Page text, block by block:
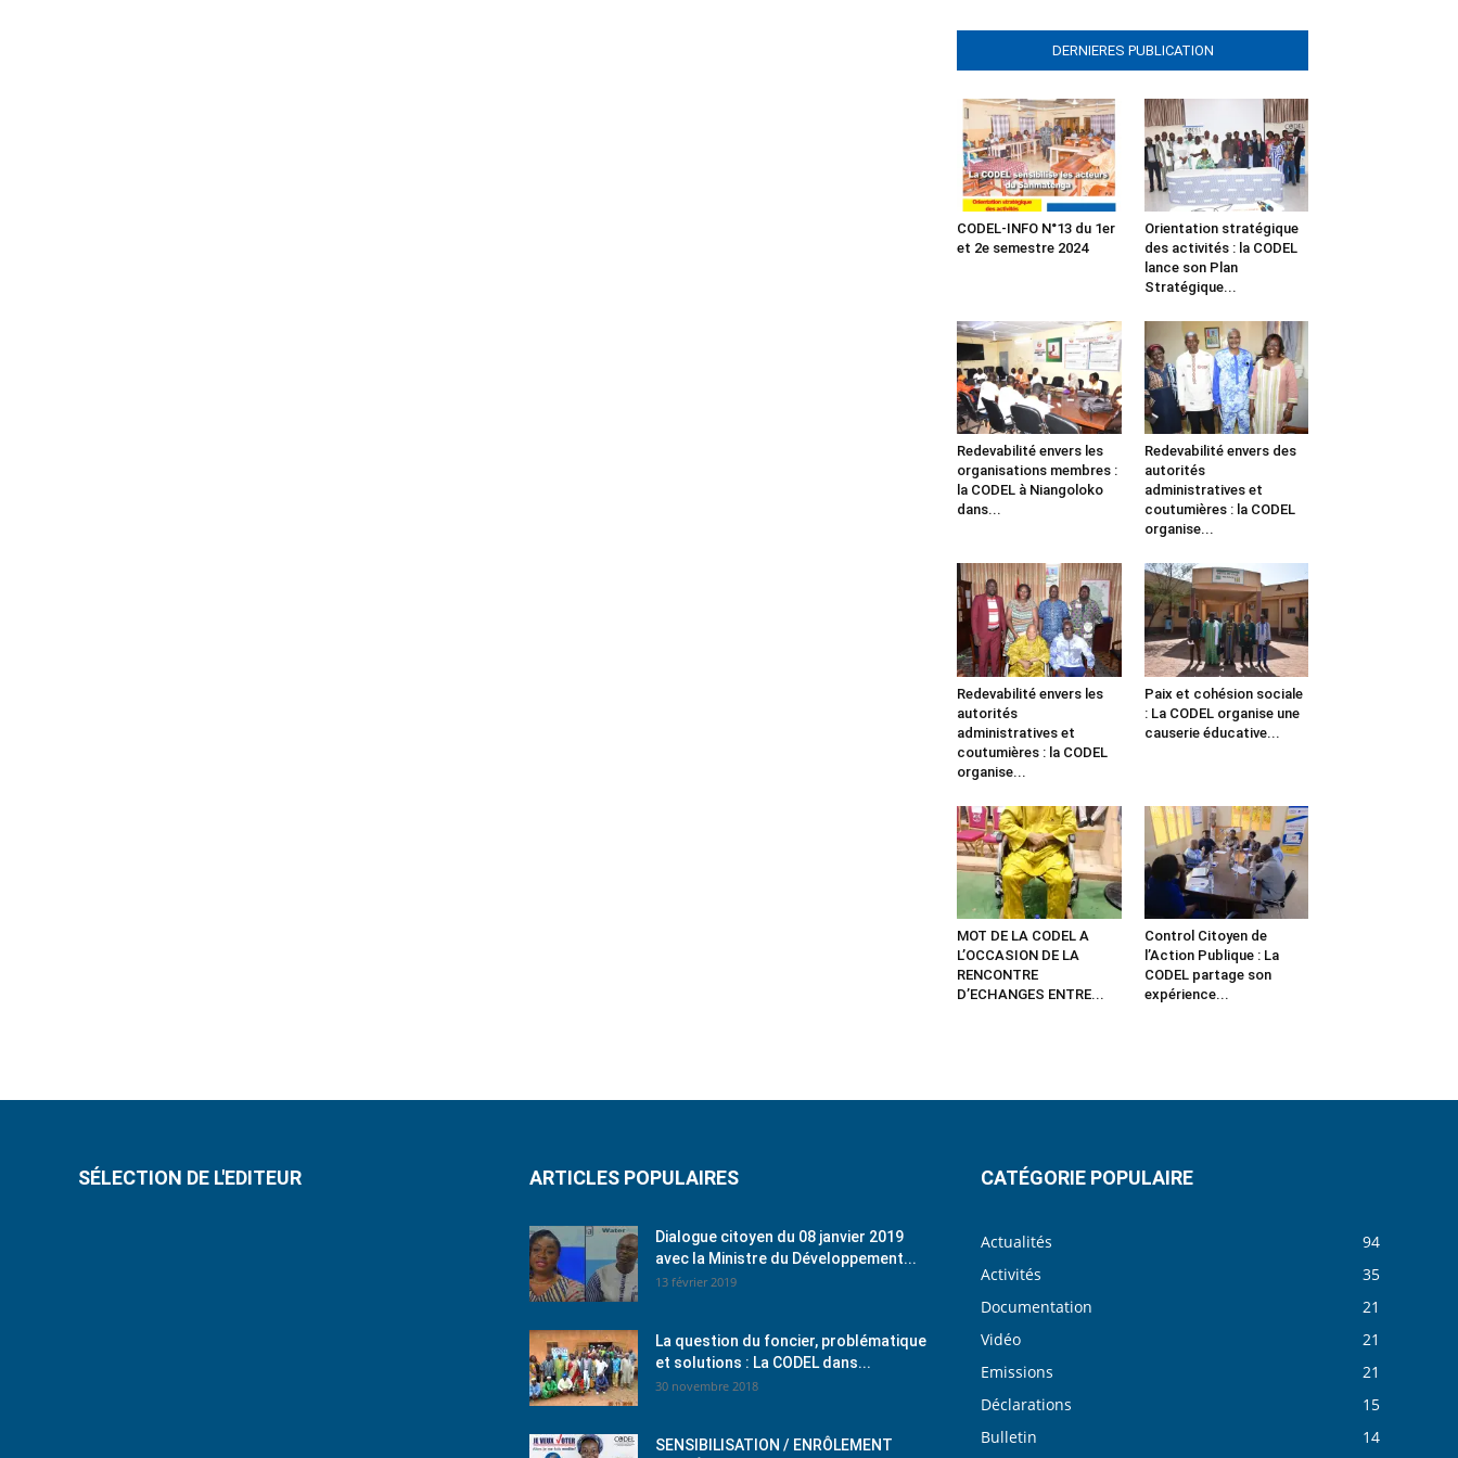
DERNIERES PUBLICATION
CODEL-INFO N°13 du 1er
et 2e semestre 2024
Orientation stratégique
des activités : la CODEL
lance son Plan
Stratégique...
Redevabilité envers les
organisations membres :
la CODEL à Niangoloko
dans...
Redevabilité envers des
autorités
administratives et
coutumières : la CODEL
organise...
Redevabilité envers les
autorités
administratives et
coutumières : la CODEL
organise...
Paix et cohésion sociale
: La CODEL organise une
causerie éducative...
MOT DE LA CODEL A
L’OCCASION DE LA
RENCONTRE
D’ECHANGES ENTRE...
Control Citoyen de
l’Action Publique : La
CODEL partage son
expérience...
SÉLECTION DE L'EDITEUR ARTICLES POPULAIRES
Dialogue citoyen du 08 janvier 2019
avec la Ministre du Développement...
13 février 2019
La question du foncier, problématique
et solutions : La CODEL dans...
30 novembre 2018
SENSIBILISATION / ENRÔLEMENT
CATÉGORIE POPULAIRE
Actualités
94
Activités
35
Documentation
21
Vidéo
21
Emissions
21
Déclarations
15
Bulletin
14